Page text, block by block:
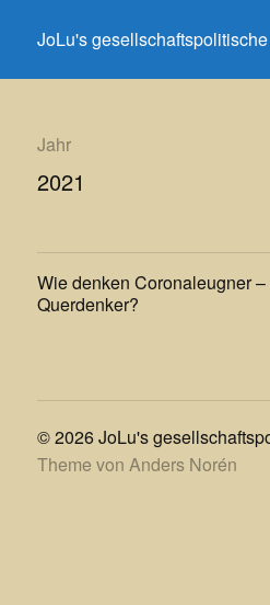
JoLu's
Jahr
2021
Wie denken Coronaleugner –
Querdenker?
© 2026JoLu's
Theme von Anders Norén